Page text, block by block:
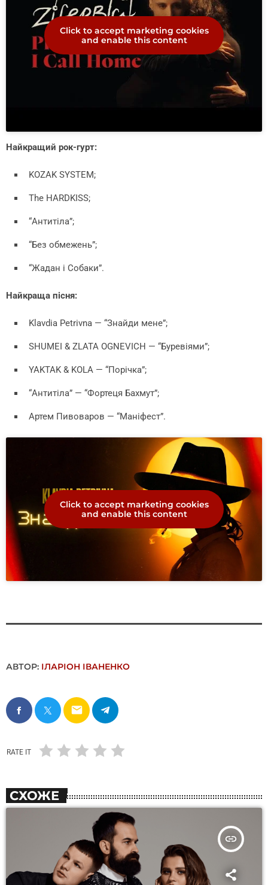
Click to accept marketing cookies
and enable this content
Найкращий рок-гурт:
KOZAK SYSTEM;
The HARDKISS;
“Антитіла”;
“Без обмежень”;
“Жадан і Собаки”.
Найкраща пісня:
Klavdia Petrivna — “Знайди мене”;
SHUMEI & ZLATA OGNEVICH — “Буревіями”;
YAKTAK & KOLA — “Порічка”;
“Антитіла” — “Фортеця Бахмут”;
Артем Пивоваров — “Маніфест”.
Click to accept marketing cookies
and enable this content
АВТОР: ІЛАРІОН ІВАНЕНКО
email
RATE IT
СХОЖЕ
insert_link